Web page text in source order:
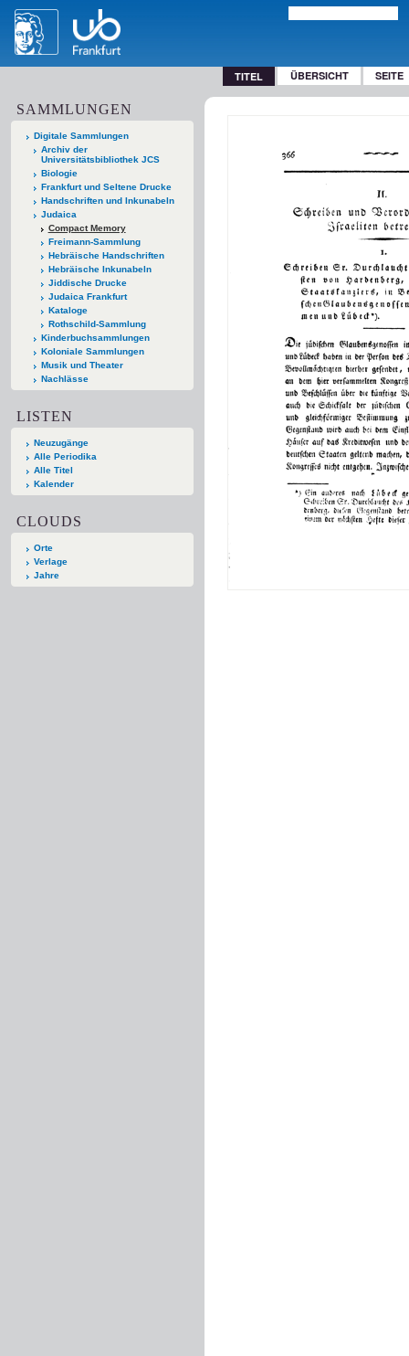
TITEL ÜBERSICHT SEITE
SAMMLUNGEN
Digitale Sammlungen
Archiv der
Universitätsbibliothek JCS
Biologie
Frankfurt und Seltene Drucke
Handschriften und Inkunabeln
Judaica
Compact Memory
Freimann-Sammlung
Hebräische Handschriften
Hebräische Inkunabeln
Jiddische Drucke
Judaica Frankfurt
Kataloge
Rothschild-Sammlung
Kinderbuchsammlungen
Koloniale Sammlungen
Musik und Theater
Nachlässe
LISTEN
Neuzugänge
Alle Periodika
Alle Titel
Kalender
CLOUDS
Orte
Verlage
Jahre